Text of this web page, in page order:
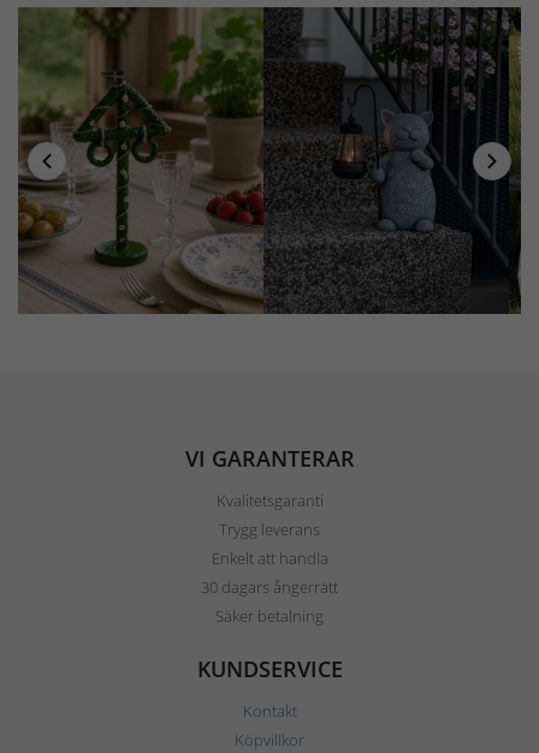
VI GARANTERAR
Kvalitetsgaranti
Trygg leverans
Enkelt att handla
30 dagars ångerrätt
Säker betalning
KUNDSERVICE
Kontakt
Köpvillkor